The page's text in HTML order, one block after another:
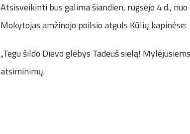
Atsisveikinti bus galima šiandien, rugsėjo 4 d.,
Mokytojas amžinojo poilsio atguls Kūlių kapinėse:
„Tegu šildo Dievo glėbys Tadeuš sielą!
atsiminimų.